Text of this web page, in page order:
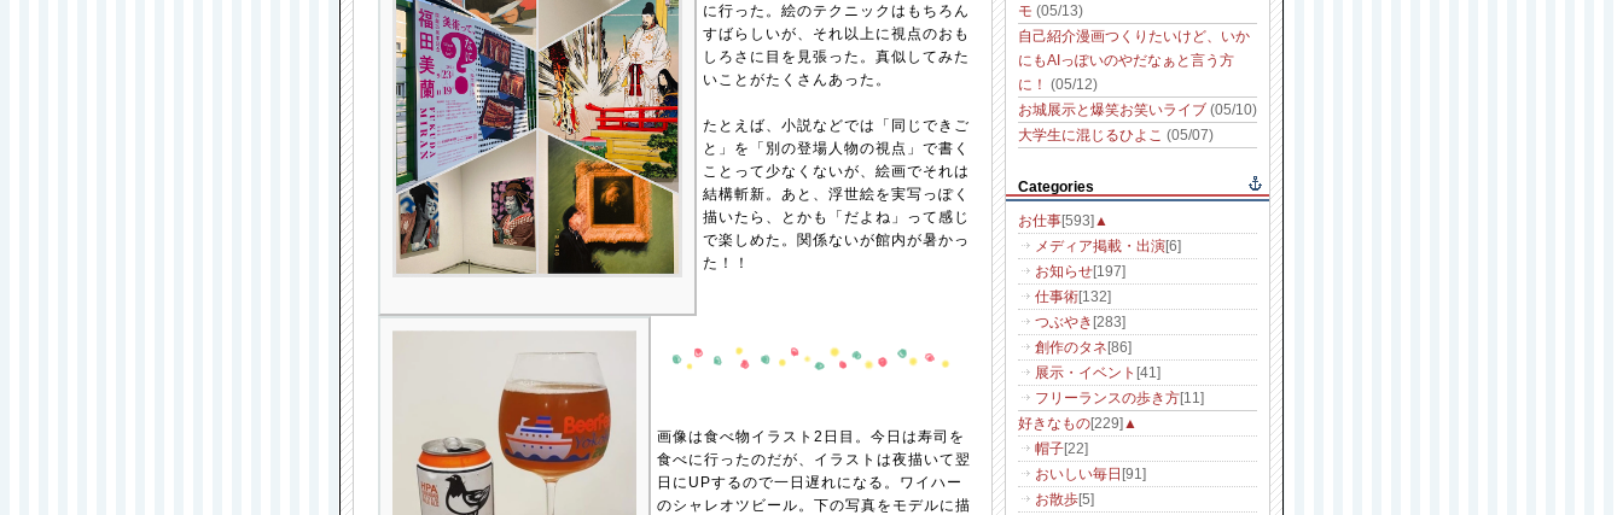
に行った。絵のテクニックはもちろん
すばらしいが、それ以上に視点のおも
しろさに目を見張った。真似してみた
いことがたくさんあった。
たとえば、小説などでは「同じできご
と」を「別の登場人物の視点」で書く
ことって少なくないが、絵画でそれは
結構斬新。あと、浮世絵を実写っぽく
描いたら、とかも「だよね」って感じ
で楽しめた。関係ないが館内が暑かっ
た！！
画像は食べ物イラスト2日目。今日は寿司を
食べに行ったのだが、イラストは夜描いて翌
日にUPするので一日遅れになる。ワイハー
のシャレオツビール。下の写真をモデルに描
モ (05/13)
自己紹介漫画つくりたいけど、いか
にもAIっぽいのやだなぁと言う方
に！
(05/12)
お城展示と爆笑お笑いライブ (05/10)
大学生に混じるひよこ (05/07)
Categories
お仕事[593] ▲
メディア掲載・出演[6]
お知らせ[197]
仕事術[132]
つぶやき [283]
創作のタネ [86]
展示・イベント [41]
フリーランスの歩き方[11]
好きなもの[229] ▲
帽子[22]
おいしい毎日 [91]
お散歩[5]